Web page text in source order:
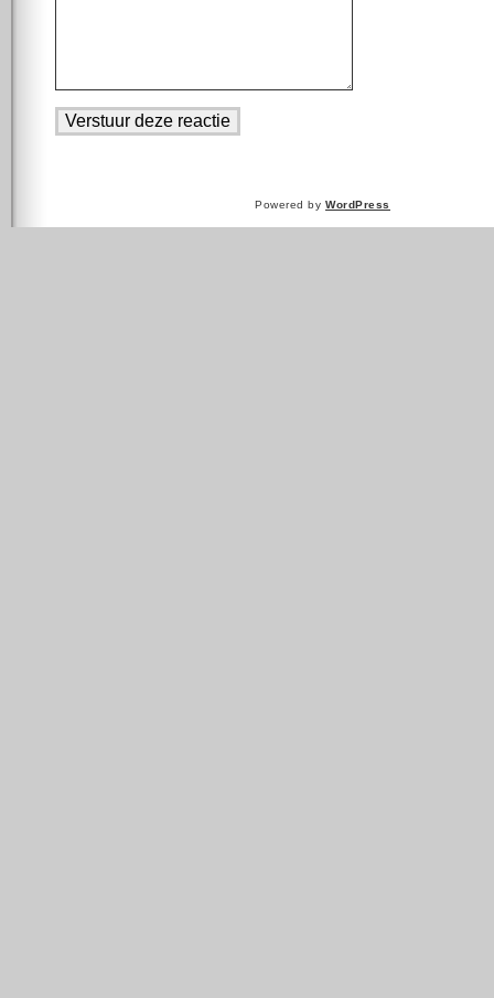
Powered byWordPress